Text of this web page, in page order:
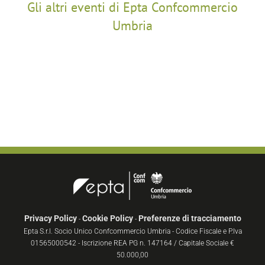
Gli altri eventi di Epta Confcommercio
Umbria
Privacy Policy- Cookie Policy- Preferenze di tracciamento
Epta S.r.l. Socio Unico Confcommercio Umbria - Codice Fiscale e P.Iva
01565000542 - Iscrizione REA PG n. 147164 / Capitale Sociale €
50.000,00